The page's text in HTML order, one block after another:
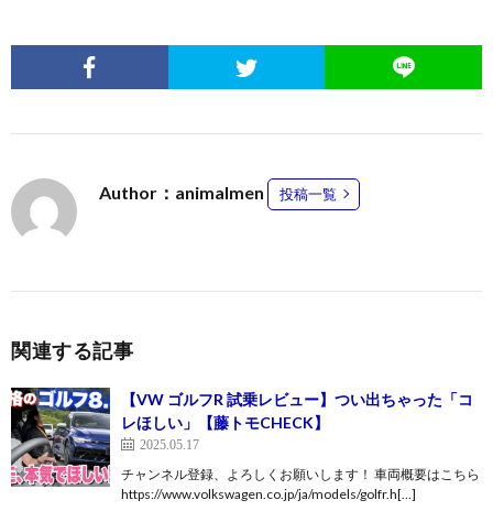
Author：animalmen 投稿一覧
関連する記事
【VW ゴルフR 試乗レビュー】つい出ちゃった「コ
レほしい」【藤トモCHECK】
2025.05.17
チャンネル登録、よろしくお願いします！ 車両概要はこちら
https://www.volkswagen.co.jp/ja/models/golfr.h[…]